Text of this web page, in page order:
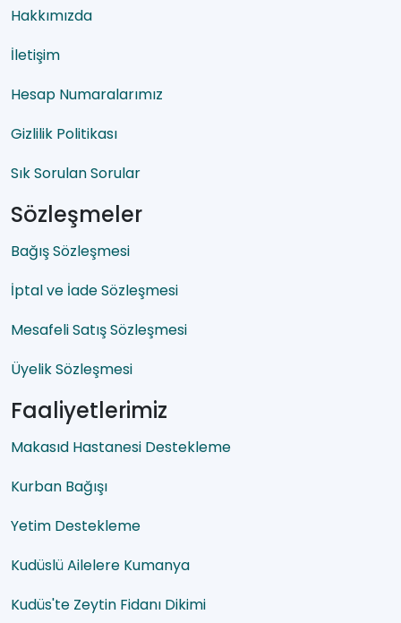
Hakkımızda
İletişim
Hesap Numaralarımız
Gizlilik Politikası
Sık Sorulan Sorular
Sözleşmeler
Bağış Sözleşmesi
İptal ve İade Sözleşmesi
Mesafeli Satış Sözleşmesi
Üyelik Sözleşmesi
Faaliyetlerimiz
Makasıd Hastanesi Destekleme
Kurban Bağışı
Yetim Destekleme
Kudüslü Ailelere Kumanya
Kudüs'te Zeytin Fidanı Dikimi